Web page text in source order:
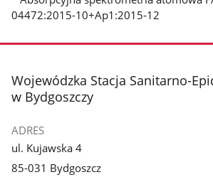
04472:2015-10+Ap1:2015-12
stopka
Wojewódzka Stacja Sanitarno-
w Bydgoszczy
ADRES
ul. Kujawska 4
85-031 Bydgoszcz